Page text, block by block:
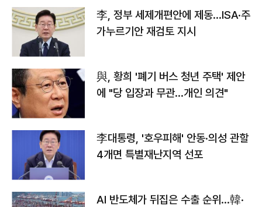
李, 정부 세제개편안에 제동…ISA·주
가누르기안 재검토 지시
與, 황희 '폐기 버스 청년 주택' 제안
에 "당 입장과 무관…개인 의견"
李대통령, '호우피해' 안동·의성 관할
4개면 특별재난지역 선포
AI 반도체가 뒤집은 수출 순위…韓·